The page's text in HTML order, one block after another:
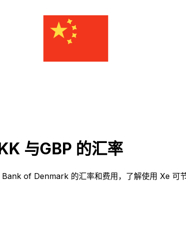
与GBP 的汇率
of Denmark 的汇率和费用，了解使用 Xe 可节